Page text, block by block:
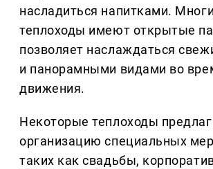
насладиться напитками.
теплоходы имеют открытые
позволяет наслаждаться
и панорамными видами во
движения.
Некоторые теплоходы
организацию специальных
таких как свадьбы,